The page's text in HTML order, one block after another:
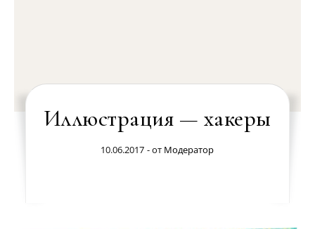
Иллюстрация — хакеры
10.06.2017 - от Модератор